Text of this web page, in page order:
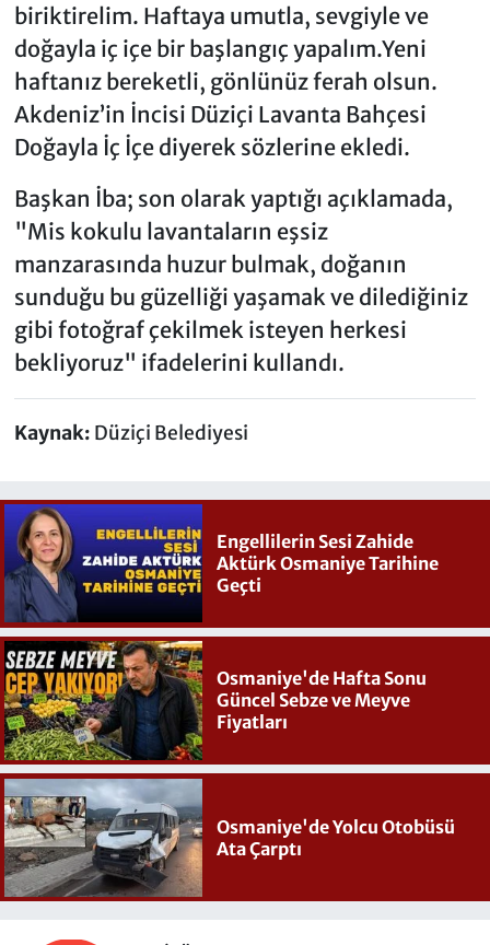
biriktirelim. Haftaya umutla, sevgiyle ve
doğayla iç içe bir başlangıç yapalım.Yeni
haftanız bereketli, gönlünüz ferah olsun.
Akdeniz’in İncisi Düziçi Lavanta Bahçesi
Doğayla İç İçe diyerek sözlerine ekledi.
Başkan İba; son olarak yaptığı açıklamada,
"Mis kokulu lavantaların eşsiz
manzarasında huzur bulmak, doğanın
sunduğu bu güzelliği yaşamak ve dilediğiniz
gibi fotoğraf çekilmek isteyen herkesi
bekliyoruz" ifadelerini kullandı.
Kaynak: Düziçi Belediyesi
Engellilerin Sesi Zahide
Aktürk Osmaniye Tarihine
Geçti
Osmaniye'de Hafta Sonu
Güncel Sebze ve Meyve
Fiyatları
Osmaniye'de Yolcu Otobüsü
Ata Çarptı